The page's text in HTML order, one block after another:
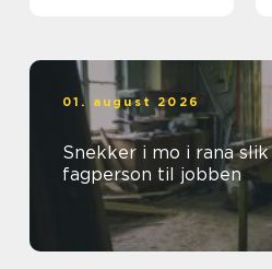
01. august 2026
Snekker i mo i rana slik finner du riktig
fagperson til jobben